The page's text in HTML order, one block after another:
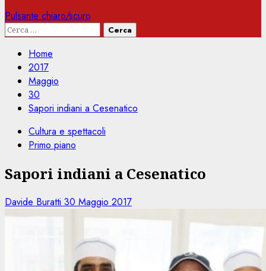
Pulsante chiaro/scuro
Ricerca
Home
2017
Maggio
30
Sapori indiani a Cesenatico
Cultura e spettacoli
Primo piano
Sapori indiani a Cesenatico
Davide Buratti 30 Maggio 2017